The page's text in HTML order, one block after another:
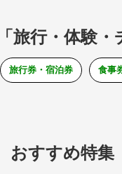
「旅行・体験
旅行券・宿泊券 食事
おすすめ特集